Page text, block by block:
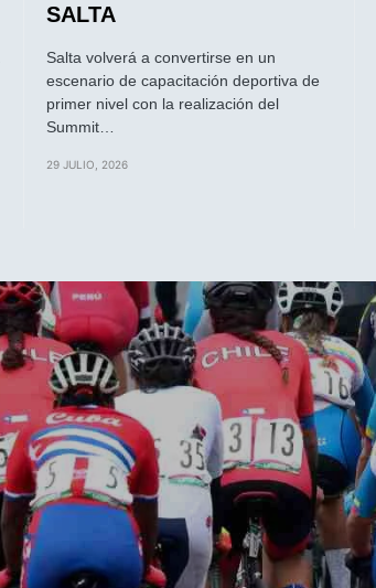
SALTA
Salta volverá a convertirse en un
escenario de capacitación deportiva de
primer nivel con la realización del
Summit…
29 JULIO, 2026